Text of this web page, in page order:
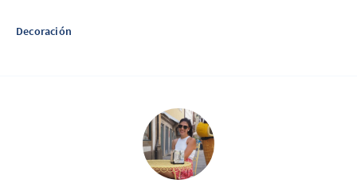
Decoración